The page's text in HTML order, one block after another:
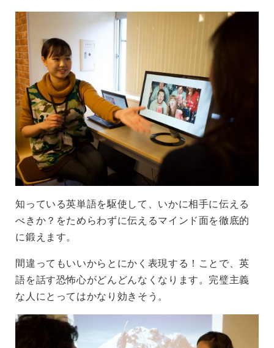
知っている英単語を駆使して、いかに相手に伝える
べきか？をためらわずに伝えるマインド面を徹底的
に鍛えます。
間違ってもいいからとにかく表現する！ことで、英
語を話す恐怖心がどんどんなくなります。完璧主義
な人にとってはかなり効きそう。